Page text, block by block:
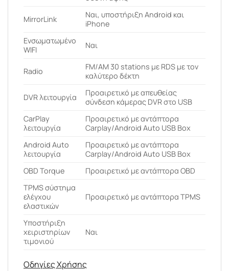
MirrorLink
Ναι, υποστήριξη Android και
iPhone
Ενσωματωμένο
WIFI
Ναι
Radio
FM/AM 30 stations με RDS με τον
καλύτερο δέκτη
DVR λειτουργία
Προαιρετικό με απευθείας
σύνδεση κάμερας DVR στο USB
CarPlay
λειτουργία
Προαιρετικό με αντάπτορα
Carplay/Android Auto USB Box
Android Auto
λειτουργία
Προαιρετικό με αντάπτορα
Carplay/Android Auto USB Box
OBD Torque
Προαιρετικό με αντάπτορα OBD
ΤPMS σύστημα
ελέγχου
ελαστικών
Προαιρετικό με αντάπτορα TPMS
Υποστήριξη
χειριστηρίων
τιμονιού
Ναι
Οδηγίες Χρήσης